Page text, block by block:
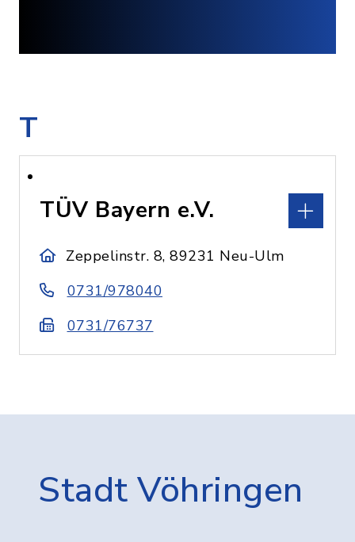
T
TÜV Bayern e.V.
Zeppelinstr. 8, 89231 Neu-Ulm
0731/978040
0731/76737
Stadt Vöhringen